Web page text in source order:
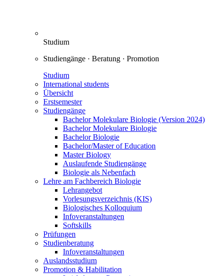
Studium
Studiengänge · Beratung · Promotion
Studium
International students
Übersicht
Erstsemester
Studiengänge
Bachelor Molekulare Biologie (Version 2024)
Bachelor Molekulare Biologie
Bachelor Biologie
Bachelor/Master of Education
Master Biology
Auslaufende Studiengänge
Biologie als Nebenfach
Lehre am Fachbereich Biologie
Lehrangebot
Vorlesungsverzeichnis (KIS)
Biologisches Kolloquium
Infoveranstaltungen
Softskills
Prüfungen
Studienberatung
Infoveranstaltungen
Auslandsstudium
Promotion & Habilitation